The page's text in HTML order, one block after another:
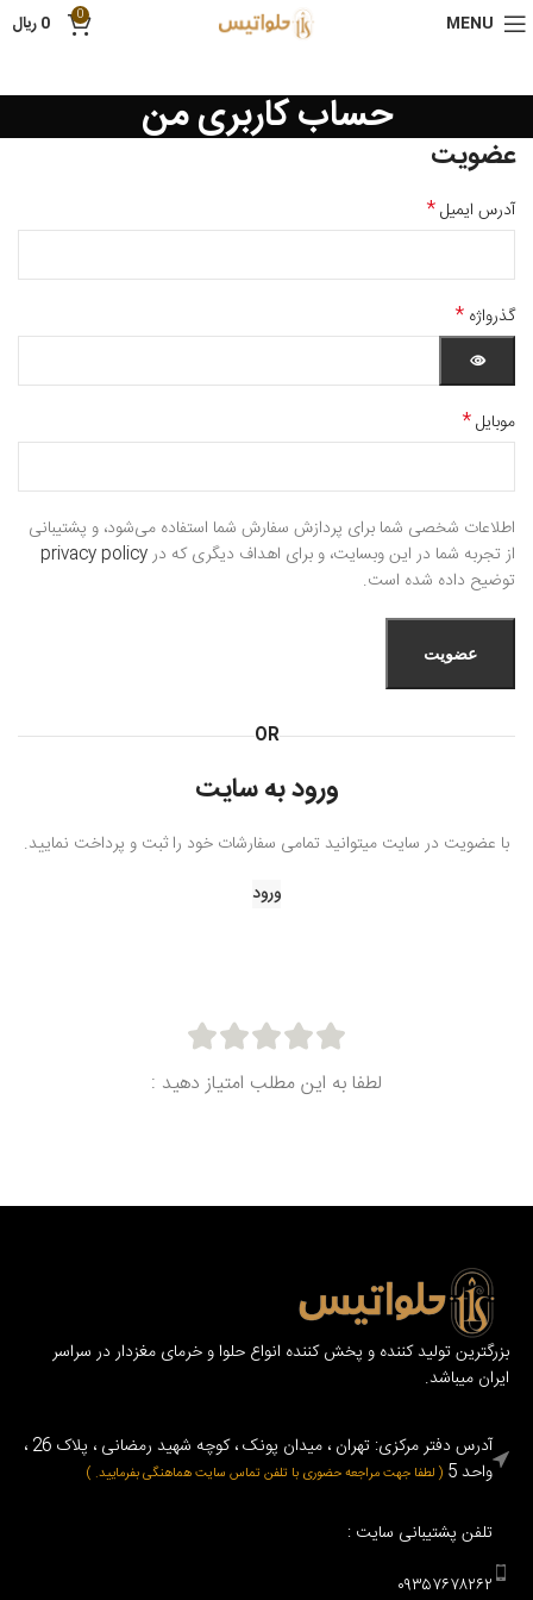
MENU
0
0ریال
حساب کاربری من
عضویت
آدرس ایمیل*
گذرواژه *
موبایل*
اطلاعات شخصی شما برای پردازش سفارش شما استفاده می‌شود، و پشتیبانی
از تجربه شما در این وبسایت، و برای اهداف دیگری که درprivacy policy
توضیح داده شده است.
عضویت
OR
ورود به سایت
با عضویت در سایت میتوانید تمامی سفارشات خود را ثبت و پرداخت نمایید.
ورود
لطفا به این مطلب امتیاز دهید :
بزرگترین تولید کننده و پخش کننده انواع حلوا و خرمای مغزدار در سراسر
ایران میباشد.
آدرس دفتر مرکزی: تهران ، میدان پونک ، کوچه شهید رمضانی ، پلاک 26 ،
واحد 5
( لطفا جهت مراجعه حضوری با تلفن تماس سایت هماهنگی بفرمایید. )
تلفن پشتیبانی سایت :
۰۹۳۵۷۶۷۸۲۶۲